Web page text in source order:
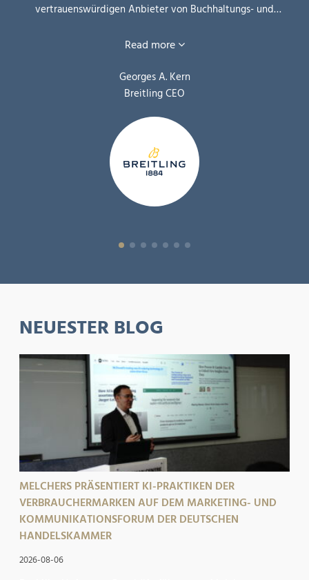
vertrauenswürdigen Anbieter von Buchhaltungs- und
Asien. ”
Read more
Georges A. Kern
Breitling CEO
NEUESTER BLOG
MELCHERS PRÄSENTIERT KI-PRAKTIKEN DER
VERBRAUCHERMARKEN AUF DEM MARKETING- UND
KOMMUNIKATIONSFORUM DER DEUTSCHEN
HANDELSKAMMER
2026-08-06